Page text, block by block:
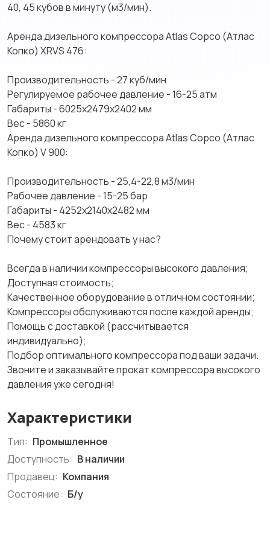
40, 45 кубов в минуту (м3/мин).
Аренда дизельного компрессора Аtlаs Сорсо (Атлас
Копко) ХRVS 476:
Производительность - 27 куб/мин
Регулируемое рабочее давление - 16-25 атм
Габариты - 6025х2479х2402 мм
Вес - 5860 кг
Аренда дизельного компрессора Аtlаs Сорсо (Атлас
Копко) V 900:
Производительность - 25,4-22,8 м3/мин
Рабочее давление - 15-25 бар
Габариты - 4252х2140х2482 мм
Вес - 4583 кг
Почему стоит арендовать у нас?
Всегда в наличии компрессоры высокого давления;
Доступная стоимость;
Качественное оборудование в отличном состоянии;
Компрессоры обслуживаются после каждой аренды;
Помощь с доставкой (рассчитывается
индивидуально);
Подбор оптимального компрессора под ваши задачи.
Звоните и заказывайте прокат компрессора высокого
давления уже сегодня!
Характеристики
Тип: Промышленное
Доступность: В наличии
Продавец: Компания
Состояние: Б/у